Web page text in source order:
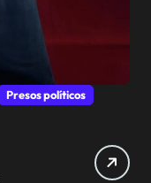
Presos políticos